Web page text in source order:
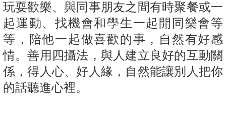
玩耍歡樂、與同事朋友之間有時聚餐或一
起運動、找機會和學生一起開同樂會等
等，陪他一起做喜歡的事，自然有好感
情。善用四攝法，與人建立良好的互動關
係，得人心、好人緣，自然能讓別人把你
的話聽進心裡。